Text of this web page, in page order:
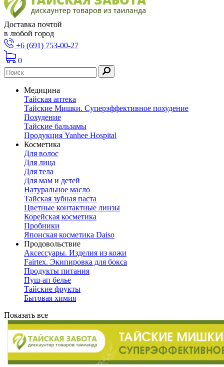
Доставка почтой
в любой город
+6 (691) 753-00-27
0
Медицина
Тайская аптека
Тайские Мишки. Суперэффективное похудение
Похудение
Тайские бальзамы
Продукция Yanhee Hospital
Косметика
Для волос
Для лица
Для тела
Для мам и детей
Натуральное масло
Тайская зубная паста
Цветные контактные линзы
Корейская косметика
Пробники
Японская косметика Daiso
Продовольствие
Аксессуары. Изделия из кожи
Fairtex. Экипировка для бокса
Продукты питания
Пуш-ап белье
Тайские фрукты
Бытовая химия
Показать все